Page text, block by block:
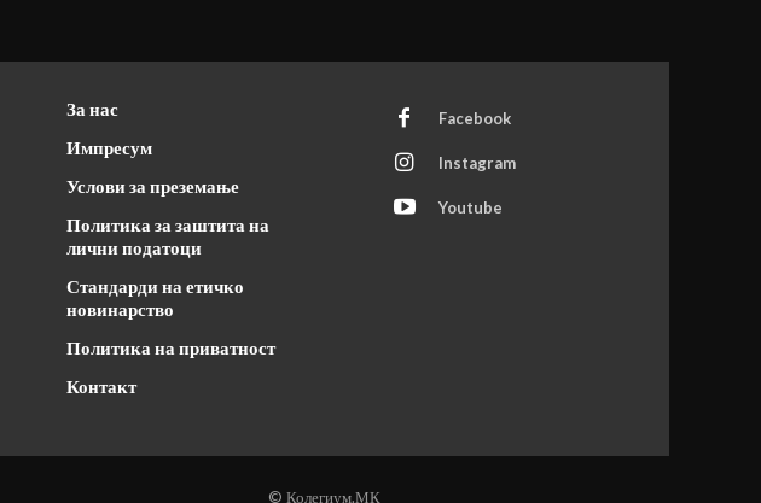
За нас
Импресум
Услови за преземање
Политика за заштита на
лични податоци
Стандарди на етичко
новинарство
Политика на приватност
Контакт
Facebook
Instagram
Youtube
© Колегиум.МК